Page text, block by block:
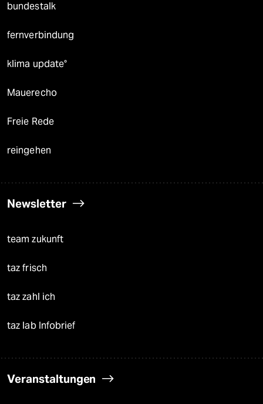
bundestalk
fernverbindung
klima update°
Mauerecho
Freie Rede
reingehen
Newsletter
team zukunft
taz frisch
taz zahl ich
taz lab Infobrief
Veranstaltungen